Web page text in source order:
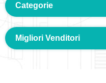
Categorie
Migliori Venditori